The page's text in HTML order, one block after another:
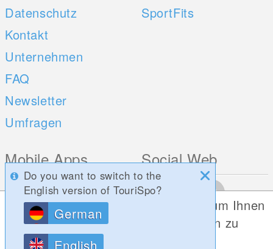
Datenschutz
Kontakt
Unternehmen
FAQ
Newsletter
Umfragen
SportFits
Mobile Apps
iOS
Android
Social Web
Do you want to switch to the
English version of TouriSpo?
German
English
Diese Website verwendet Cookies, um Ihnen
die bestmögliche Funktionalität bieten zu
können.